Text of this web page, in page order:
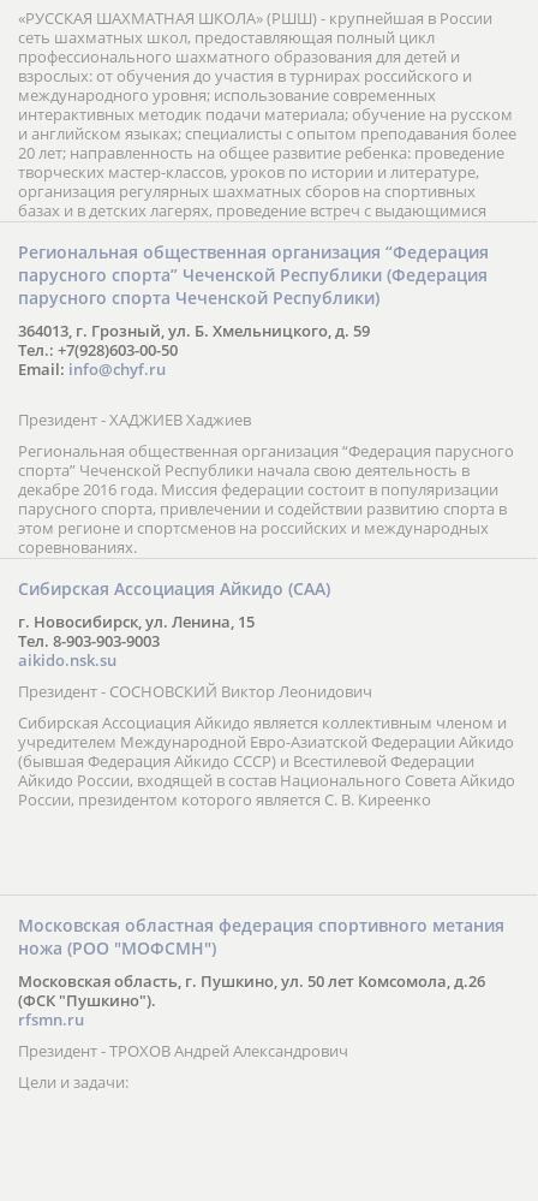
«РУССКАЯ ШАХМАТНАЯ ШКОЛА» (РШШ) - крупнейшая в России
сеть шахматных школ, предоставляющая полный цикл
профессионального шахматного образования для детей и
взрослых: от обучения до участия в турнирах российского и
международного уровня; использование современных
интерактивных методик подачи материала; обучение на русском
и английском языках; специалисты с опытом преподавания более
20 лет; направленность на общее развитие ребенка: проведение
творческих мастер-классов, уроков по истории и литературе,
организация регулярных шахматных сборов на спортивных
базах и в детских лагерях, проведение встреч с выдающимися
шахматистами; корпоративное обучение; онлайн обучение в
форме вебинаров и индивидуальных занятий, круглые столы
российских и международных тренеров, организация фестивалей;
онлайн трансляция мероприятий и турниров.
Региональная общественная организация “Федерация
парусного спорта” Чеченской Республики (Федерация
парусного спорта Чеченской Республики)
364013, г. Грозный, ул. Б. Хмельницкого, д. 59
Тел.: +7(928)603-00-50
Email: info@chyf.ru
Президент - ХАДЖИЕВ Хаджиев
Региональная общественная организация “Федерация парусного
спорта” Чеченской Республики начала свою деятельность в
декабре 2016 года. Миссия федерации состоит в популяризации
парусного спорта, привлечении и содействии развитию спорта в
этом регионе и спортсменов на российских и международных
соревнованиях.
Сибирская Ассоциация Айкидо (САА)
г. Новосибирск, ул. Ленина, 15
Тел. 8-903-903-9003
aikido.nsk.su
Президент - СОСНОВСКИЙ Виктор Леонидович
Сибирская Ассоциация Айкидо является коллективным членом и
учредителем Международной Евро-Азиатской Федерации Айкидо
(бывшая Федерация Айкидо СССР) и Всестилевой Федерации
Айкидо России, входящей в состав Национального Совета Айкидо
России, президентом которого является С. В. Киреенко
Московская областная федерация спортивного метания
ножа (РОО "МОФСМН")
Московская область, г. Пушкино, ул. 50 лет Комсомола, д.26
(ФСК "Пушкино").
rfsmn.ru
Президент - ТРОХОВ Андрей Александрович
Цели и задачи: